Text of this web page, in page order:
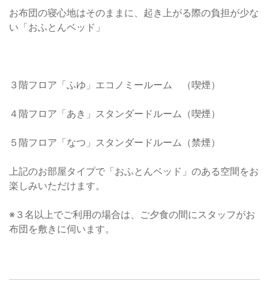
お布団の寝心地はそのままに、起き上がる際の負担が少な
い「おふとんベッド」
３階フロア「ふゆ」エコノミールーム （喫煙）
４階フロア「あき」スタンダードルーム（喫煙）
５階フロア「なつ」スタンダードルーム（禁煙）
上記のお部屋タイプで「おふとんベッド」のある空間をお
楽しみいただけます。
※３名以上でご利用の場合は、ご夕食の間にスタッフがお
布団を敷きに伺います。